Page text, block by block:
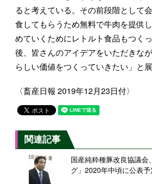
ると考えている。その前段階として
食してもらうため無料で牛肉を提供
めていくためにレトルト食品もつく
後、皆さんのアイデアをいただきな
らしい価値をつくっていきたい」と展
〈畜産日報 2019年12月23日付〉
関連記事
国産純粋種豚改良協議会
グ」2020年中頃に公表